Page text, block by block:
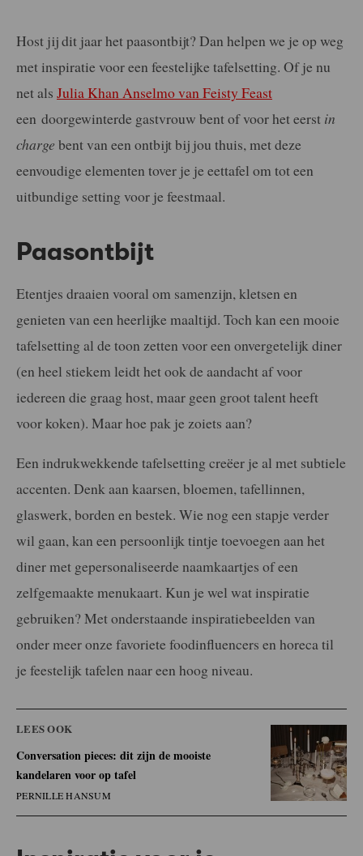
Host jij dit jaar het paasontbijt? Dan helpen we je op weg
met inspiratie voor een feestelijke tafelsetting. Of je nu
net als Julia Khan Anselmo van Feisty Feast
een doorgewinterde gastvrouw bent of voor het eerst in
charge bent van een ontbijt bij jou thuis, met deze
eenvoudige elementen tover je je eettafel om tot een
uitbundige setting voor je feestmaal.
Paasontbijt
Etentjes draaien vooral om samenzijn, kletsen en
genieten van een heerlijke maaltijd. Toch kan een mooie
tafelsetting al de toon zetten voor een onvergetelijk diner
(en heel stiekem leidt het ook de aandacht af voor
iedereen die graag host, maar geen groot talent heeft
voor koken). Maar hoe pak je zoiets aan?
Een indrukwekkende tafelsetting creëer je al met subtiele
accenten. Denk aan kaarsen, bloemen, tafellinnen,
glaswerk, borden en bestek. Wie nog een stapje verder
wil gaan, kan een persoonlijk tintje toevoegen aan het
diner met gepersonaliseerde naamkaartjes of een
zelfgemaakte menukaart. Kun je wel wat inspiratie
gebruiken? Met onderstaande inspiratiebeelden van
onder meer onze favoriete foodinfluencers en horeca til
je feestelijk tafelen naar een hoog niveau.
LEES OOK
Conversation pieces: dit zijn de mooiste
kandelaren voor op tafel
PERNILLE HANSUM